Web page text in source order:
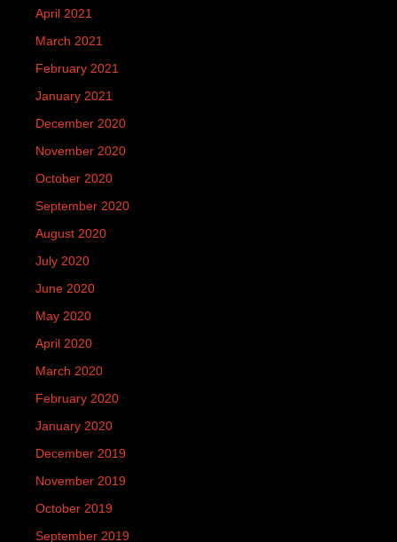
April 2021
March 2021
February 2021
January 2021
December 2020
November 2020
October 2020
September 2020
August 2020
July 2020
June 2020
May 2020
April 2020
March 2020
February 2020
January 2020
December 2019
November 2019
October 2019
September 2019